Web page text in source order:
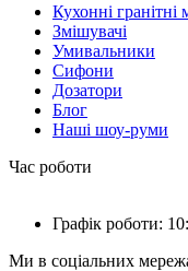
Кухонні гранітні
Змішувачі
Умивальники
Сифони
Дозатори
Блог
Наші шоу-руми
Час роботи
Графік роботи:
Ми в соціальних